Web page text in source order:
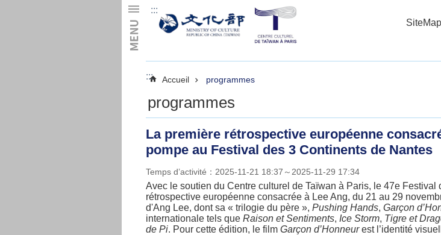
:::
SiteMap
::: Accueil programmes
programmes
La première rétrospective européenne
pompe au Festival des 3 Continents de Nantes
Temps d’activité：2025-11-21 18:37～2025-11-29 17:34
Avec le soutien du Centre culturel de Taïwan à Paris, le 47e
rétrospective européenne consacrée à Lee Ang, du 21 au 29
d'Ang Lee, dont sa « trilogie du père », Pushing Hands, Garçon
internationale tels que Raison et Sentiments, Ice Storm, Tigre et
de Pi. Pour cette édition, le film Garçon d’Honneurest l’identité